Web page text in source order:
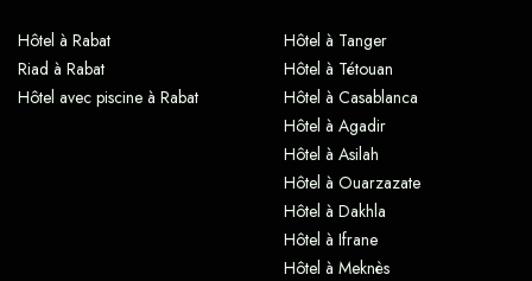
Hôtel à Rabat
Riad à Rabat
Hôtel avec piscine à Rabat
Hôtel à Tanger
Hôtel à Tétouan
Hôtel à Casablanca
Hôtel à Agadir
Hôtel à Asilah
Hôtel à Ouarzazate
Hôtel à Dakhla
Hôtel à Ifrane
Hôtel à Meknès